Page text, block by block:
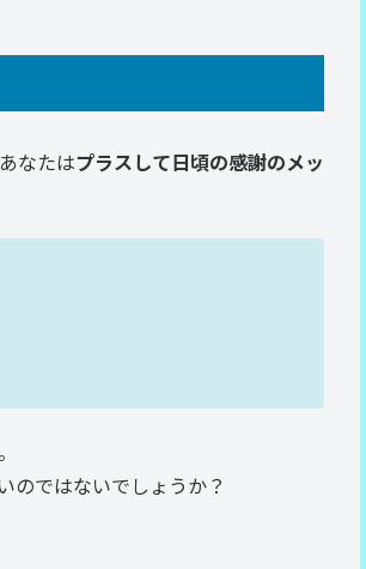
なたはプラスして日頃の感謝のメッ
のではないでしょうか？